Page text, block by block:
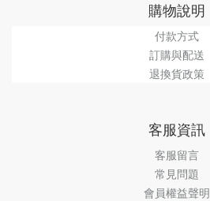
購物說明
付款方式
訂購與配送
退換貨政策
客服資訊
客服留言
常見問題
會員權益聲明